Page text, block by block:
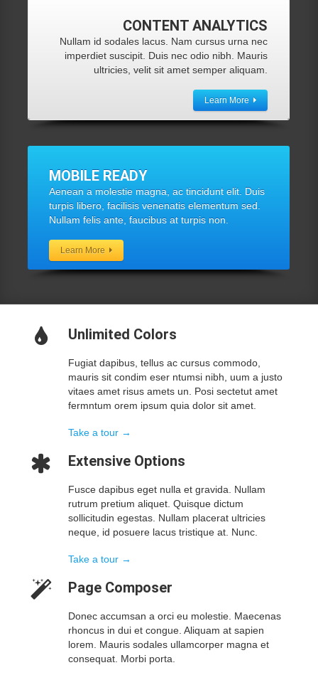
CONTENT ANALYTICS
Nullam id sodales lacus. Nam cursus urna nec
imperdiet suscipit. Duis nec odio nibh. Mauris
ultricies, velit sit amet semper aliquam.
Learn More
MOBILE READY
Aenean a molestie magna, ac tincidunt elit. Duis
turpis libero, facilisis venenatis elementum sed.
Nullam felis ante, faucibus at turpis non.
Learn More
Unlimited Colors
Fugiat dapibus, tellus ac cursus commodo,
mauris sit condim eser ntumsi nibh, uum a justo
vitaes amet risus amets un. Posi sectetut amet
fermntum orem ipsum quia dolor sit amet.
Take a tour →
Extensive Options
Fusce dapibus eget nulla et gravida. Nullam
rutrum pretium aliquet. Quisque dictum
sollicitudin egestas. Nullam placerat ultricies
neque, id posuere lacus tristique at. Nunc.
Take a tour →
Page Composer
Donec accumsan a orci eu molestie. Maecenas
rhoncus in dui et congue. Aliquam at sapien
lorem. Mauris sodales ullamcorper magna et
consequat. Morbi porta.